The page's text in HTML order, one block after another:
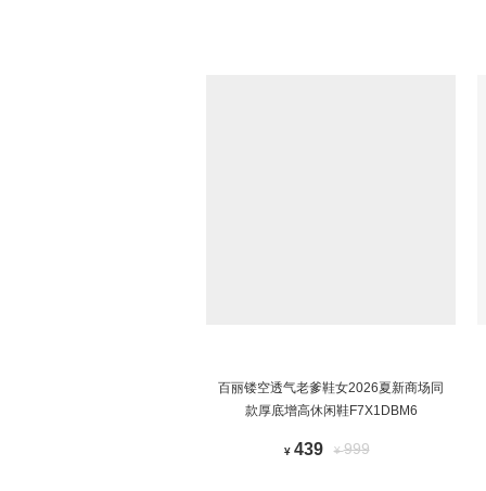
百丽镂空透气老爹鞋女2026夏新商场同
款厚底增高休闲鞋F7X1DBM6
¥ 439 ¥999